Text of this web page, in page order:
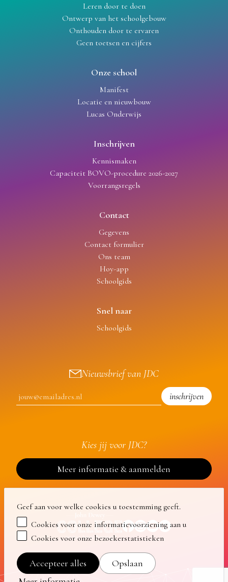
Leren door te doen
Ontwerp van het schoolgebouw
Onthouden door te ervaren
Geen toetsen en cijfers
Onze school
Manifest
Locatie en nieuwbouw
Lucas Onderwijs
Inschrijven
Kennismaken
Capaciteit BOVO-procedure 2026-2027
Voorrangsregels
Contact
Gegevens
Contact formulier
Ons team
Hoy-app
Schoolgids
Snel naar
Schoolgids
Nieuwsbrief van JDC
inschrijven
Kies jij voor JDC?
Meer informatie & aanmelden
Geef aan voor welke cookies u toestemming geeft.
Cookies voor onze informatievoorziening aan u
Cookies voor onze bezoekerstatistieken
Accepteer alles
Opslaan